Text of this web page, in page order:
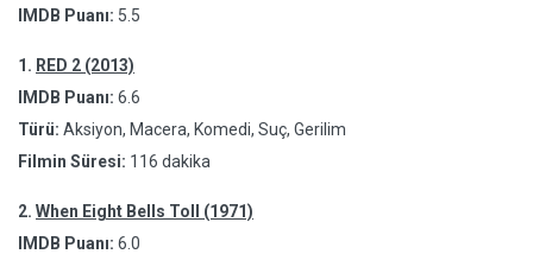
IMDB Puanı: 5.5
1. RED 2 (2013)
IMDB Puanı: 6.6
Türü: Aksiyon, Macera, Komedi, Suç, Gerilim
Filmin Süresi: 116 dakika
2. When Eight Bells Toll (1971)
IMDB Puanı: 6.0